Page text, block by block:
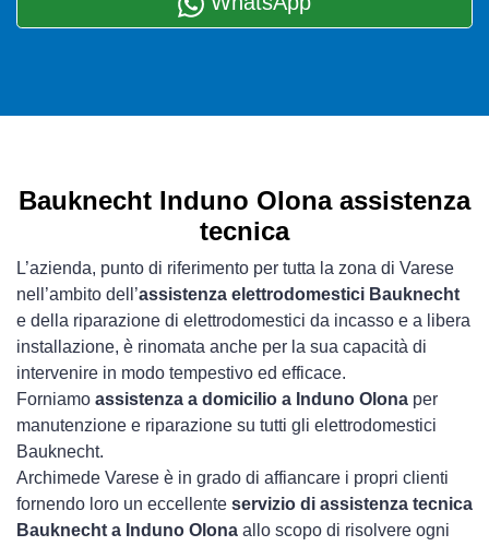
Bauknecht Induno Olona assistenza
tecnica
L’azienda, punto di riferimento per tutta la zona di Varese
nell’ambito dell’assistenza elettrodomestici Bauknecht
e della riparazione di elettrodomestici da incasso e a libera
installazione, è rinomata anche per la sua capacità di
intervenire in modo tempestivo ed efficace.
Forniamo assistenza a domicilio a Induno Olona per
manutenzione e riparazione su tutti gli elettrodomestici
Bauknecht.
Archimede Varese è in grado di affiancare i propri clienti
fornendo loro un eccellente servizio di assistenza tecnica
Bauknecht a Induno Olona allo scopo di risolvere ogni